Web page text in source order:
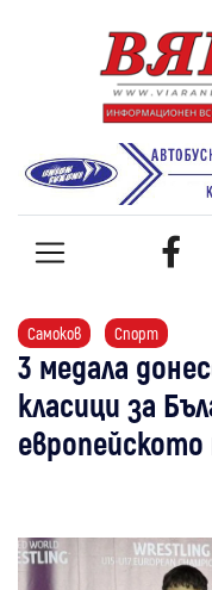
Самоков Спорт
3 медала
класици за